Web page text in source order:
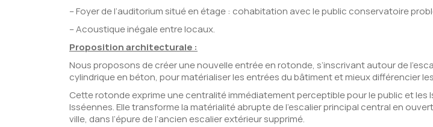
– Foyer de l’auditorium situé en étage : cohabitation avec le public conservatoire
– Acoustique inégale entre locaux.
Proposition architecturale :
Nous proposons de créer une nouvelle entrée en rotonde, s’inscrivant autour de
cylindrique en béton, pour matérialiser les entrées du bâtiment et mieux différencier
Cette rotonde exprime une centralité immédiatement perceptible pour le public et les
Isséennes. Elle transforme la matérialité abrupte de l’escalier principal central en
ville, dans l’épure de l’ancien escalier extérieur supprimé.